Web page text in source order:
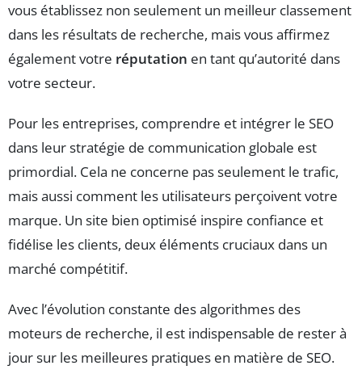
vous établissez non seulement un meilleur classement
dans les résultats de recherche, mais vous affirmez
également votre réputation en tant qu’autorité dans
votre secteur.
Pour les entreprises, comprendre et intégrer le SEO
dans leur stratégie de communication globale est
primordial. Cela ne concerne pas seulement le trafic,
mais aussi comment les utilisateurs perçoivent votre
marque. Un site bien optimisé inspire confiance et
fidélise les clients, deux éléments cruciaux dans un
marché compétitif.
Avec l’évolution constante des algorithmes des
moteurs de recherche, il est indispensable de rester à
jour sur les meilleures pratiques en matière de SEO.